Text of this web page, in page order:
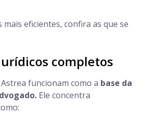
mais eficientes, confira as que se
completos
funcionam como a base da
Ele concentra